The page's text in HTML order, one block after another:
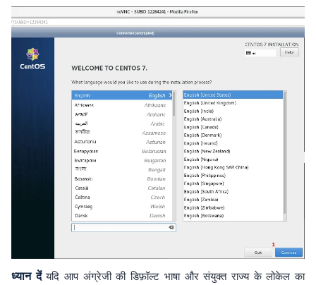
ध्यान देंयदि आप अंग्रेजी की डिफ़ॉल्ट भाषा और संयुक्त राज्य के लोकेल का